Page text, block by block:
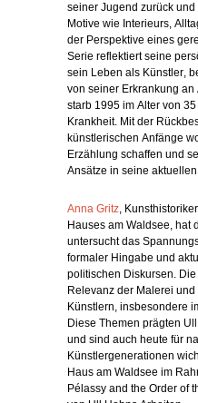
seiner Jugend zurück und
Motive wie Interieurs,
der Perspektive eines
Serie reflektiert seine
sein Leben als Künstler,
von seiner Erkrankung an
starb 1995 im Alter von 35
Krankheit. Mit der
künstlerischen Anfänge
Erzählung schaffen und
Ansätze in seine aktuellen
Anna Gritz,
Hauses am Waldsee, hat
untersucht das
formaler Hingabe und
politischen Diskursen. Die
Relevanz der Malerei und
Künstlern, insbesondere
Diese Themen prägten Ull
und sind auch heute für
Künstlergenerationen
Haus am Waldsee im
Pélassy and the Order of